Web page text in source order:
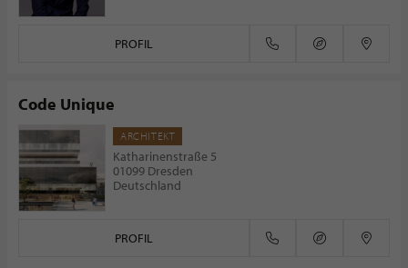
PROFIL
Code Unique
ARCHITEKT
Katharinenstraße 5
01099 Dresden
Deutschland
PROFIL